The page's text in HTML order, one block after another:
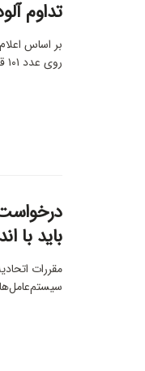
تداوم
بر اساس
روی عدد ۱۰۱ قرار گرفته...
درخواست
باید با